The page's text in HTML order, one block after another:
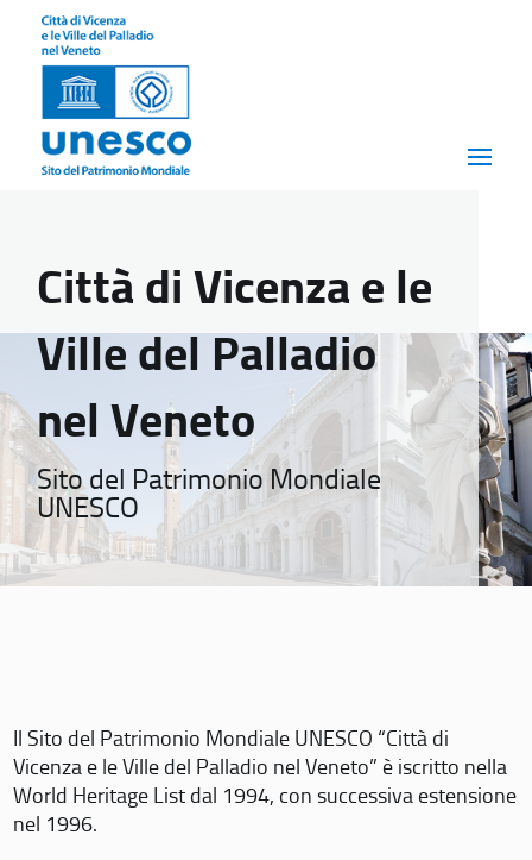
Città di Vicenza e le
Ville del Palladio
nel Veneto
Sito del Patrimonio Mondiale
UNESCO
Il Sito del Patrimonio Mondiale UNESCO “Città di
Vicenza e le Ville del Palladio nel Veneto” è iscritto nella
World Heritage List dal 1994, con successiva estensione
nel 1996.